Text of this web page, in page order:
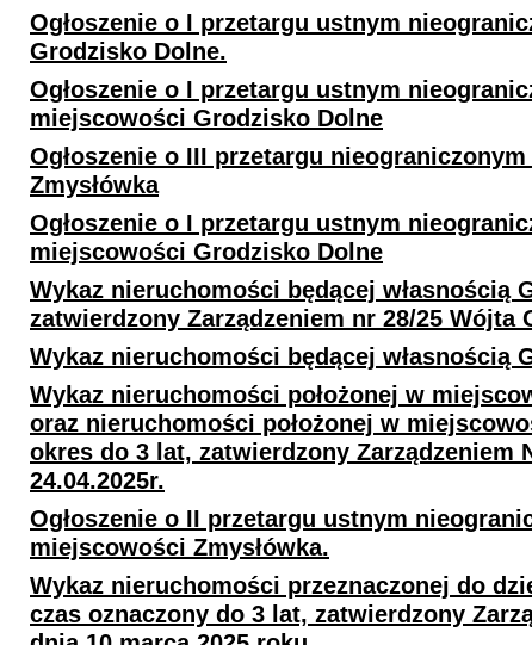
Ogłoszenie o I przetargu ustnym
Grodzisko Dolne.
Ogłoszenie o I przetargu ustnym
miejscowości Grodzisko Dolne
Ogłoszenie o III przetargu
Zmysłówka
Ogłoszenie o I przetargu ustnym
miejscowości Grodzisko Dolne
Wykaz nieruchomości będącej własnością
zatwierdzony Zarządzeniem nr 28/25 Wójta
Wykaz nieruchomości będącej własnością
Wykaz nieruchomości położonej w
oraz nieruchomości położonej w
okres do 3 lat, zatwierdzony Zarządzeniem
24.04.2025r.
Ogłoszenie o II przetargu ustnym
miejscowości Zmysłówka.
Wykaz nieruchomości przeznaczonej do
czas oznaczony do 3 lat, zatwierdzony